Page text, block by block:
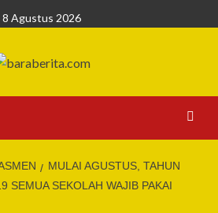
8 Agustus 2026
MULAI AGUSTUS, TAHUN
SEMUA SEKOLAH WAJIB PAKAI